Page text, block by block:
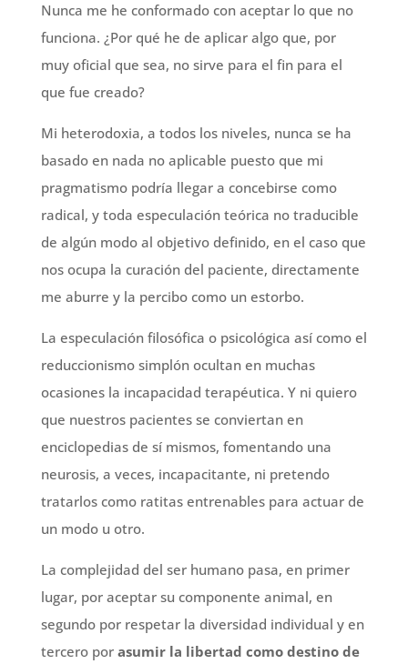
Nunca me he conformado con aceptar lo que no
funciona. ¿Por qué he de aplicar algo que, por
muy oficial que sea, no sirve para el fin para el
que fue creado?
Mi heterodoxia, a todos los niveles, nunca se ha
basado en nada no aplicable puesto que mi
pragmatismo podría llegar a concebirse como
radical, y toda especulación teórica no traducible
de algún modo al objetivo definido, en el caso que
nos ocupa la curación del paciente, directamente
me aburre y la percibo como un estorbo.
La especulación filosófica o psicológica así como el
reduccionismo simplón ocultan en muchas
ocasiones la incapacidad terapéutica. Y ni quiero
que nuestros pacientes se conviertan en
enciclopedias de sí mismos, fomentando una
neurosis, a veces, incapacitante, ni pretendo
tratarlos como ratitas entrenables para actuar de
un modo u otro.
La complejidad del ser humano pasa, en primer
lugar, por aceptar su componente animal, en
segundo por respetar la diversidad individual y en
tercero por asumir la libertad como destino de